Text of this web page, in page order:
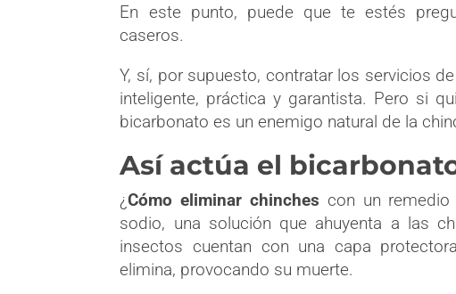
En este punto, puede que te estés
caseros.
Y, sí, por supuesto, contratar los servicios
inteligente, práctica y garantista. Pero si
bicarbonato es un enemigo natural de la
Así actúa el
¿Cómo eliminar chinches con un
sodio, una solución que ahuyenta a las
insectos cuentan con una capa
elimina, provocando su muerte.